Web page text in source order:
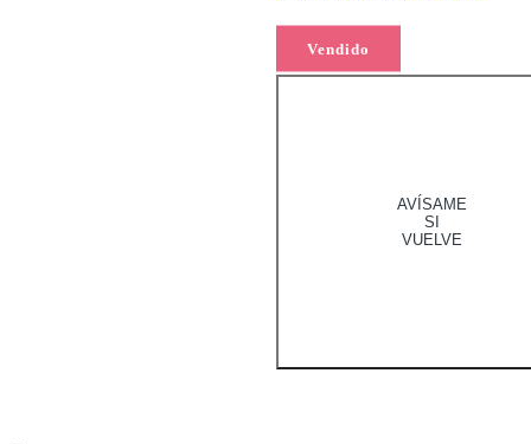
Vendido
Leer más
AVÍSAME
SI
VUELVE